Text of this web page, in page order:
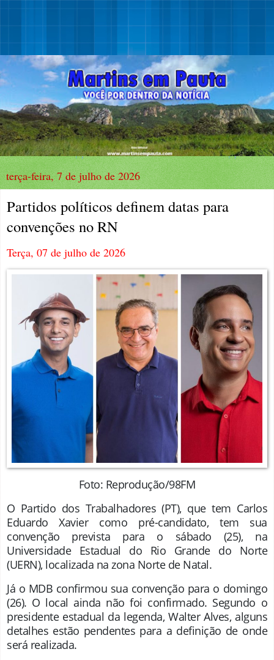
terça-feira, 7 de julho de 2026
Partidos políticos definem datas para
convenções no RN
Terça, 07 de julho de 2026
Foto: Reprodução/98FM
O Partido dos Trabalhadores (PT), que tem Carlos
Eduardo Xavier como pré-candidato, tem sua
convenção prevista para o sábado (25), na
Universidade Estadual do Rio Grande do Norte
(UERN), localizada na zona Norte de Natal.
Já o MDB confirmou sua convenção para o domingo
(26). O local ainda não foi confirmado. Segundo o
presidente estadual da legenda, Walter Alves, alguns
detalhes estão pendentes para a definição de onde
será realizada.